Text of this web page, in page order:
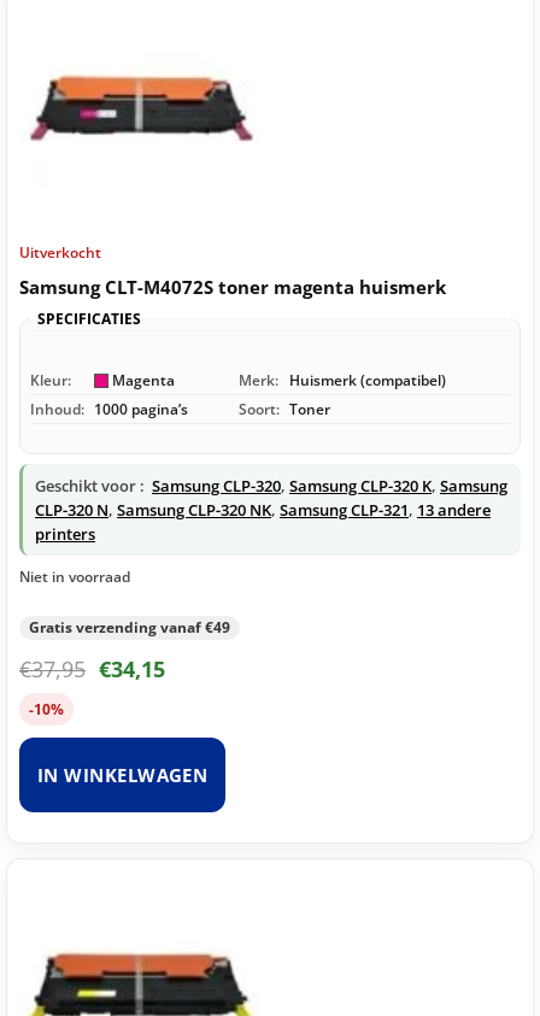
Uitverkocht
Samsung CLT-M4072S toner magenta huismerk
SPECIFICATIES
Kleur: Magenta Merk: Huismerk (compatibel)
Inhoud: 1000 pagina’s Soort: Toner
Geschikt voor : Samsung CLP-320, Samsung CLP-320 K, Samsung
CLP-320 N, Samsung CLP-320 NK, Samsung CLP-321, 13 andere
printers
Niet in voorraad
Gratis verzending vanaf €49
€37,95 €34,15
-10%
IN WINKELWAGEN